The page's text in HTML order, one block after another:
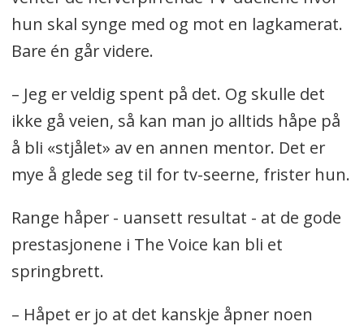
hun skal synge med og mot en lagkamerat.
Bare én går videre.
– Jeg er veldig spent på det. Og skulle det
ikke gå veien, så kan man jo alltids håpe på
å bli «stjålet» av en annen mentor. Det er
mye å glede seg til for tv-seerne, frister hun.
Range håper - uansett resultat - at de gode
prestasjonene i The Voice kan bli et
springbrett.
– Håpet er jo at det kanskje åpner noen